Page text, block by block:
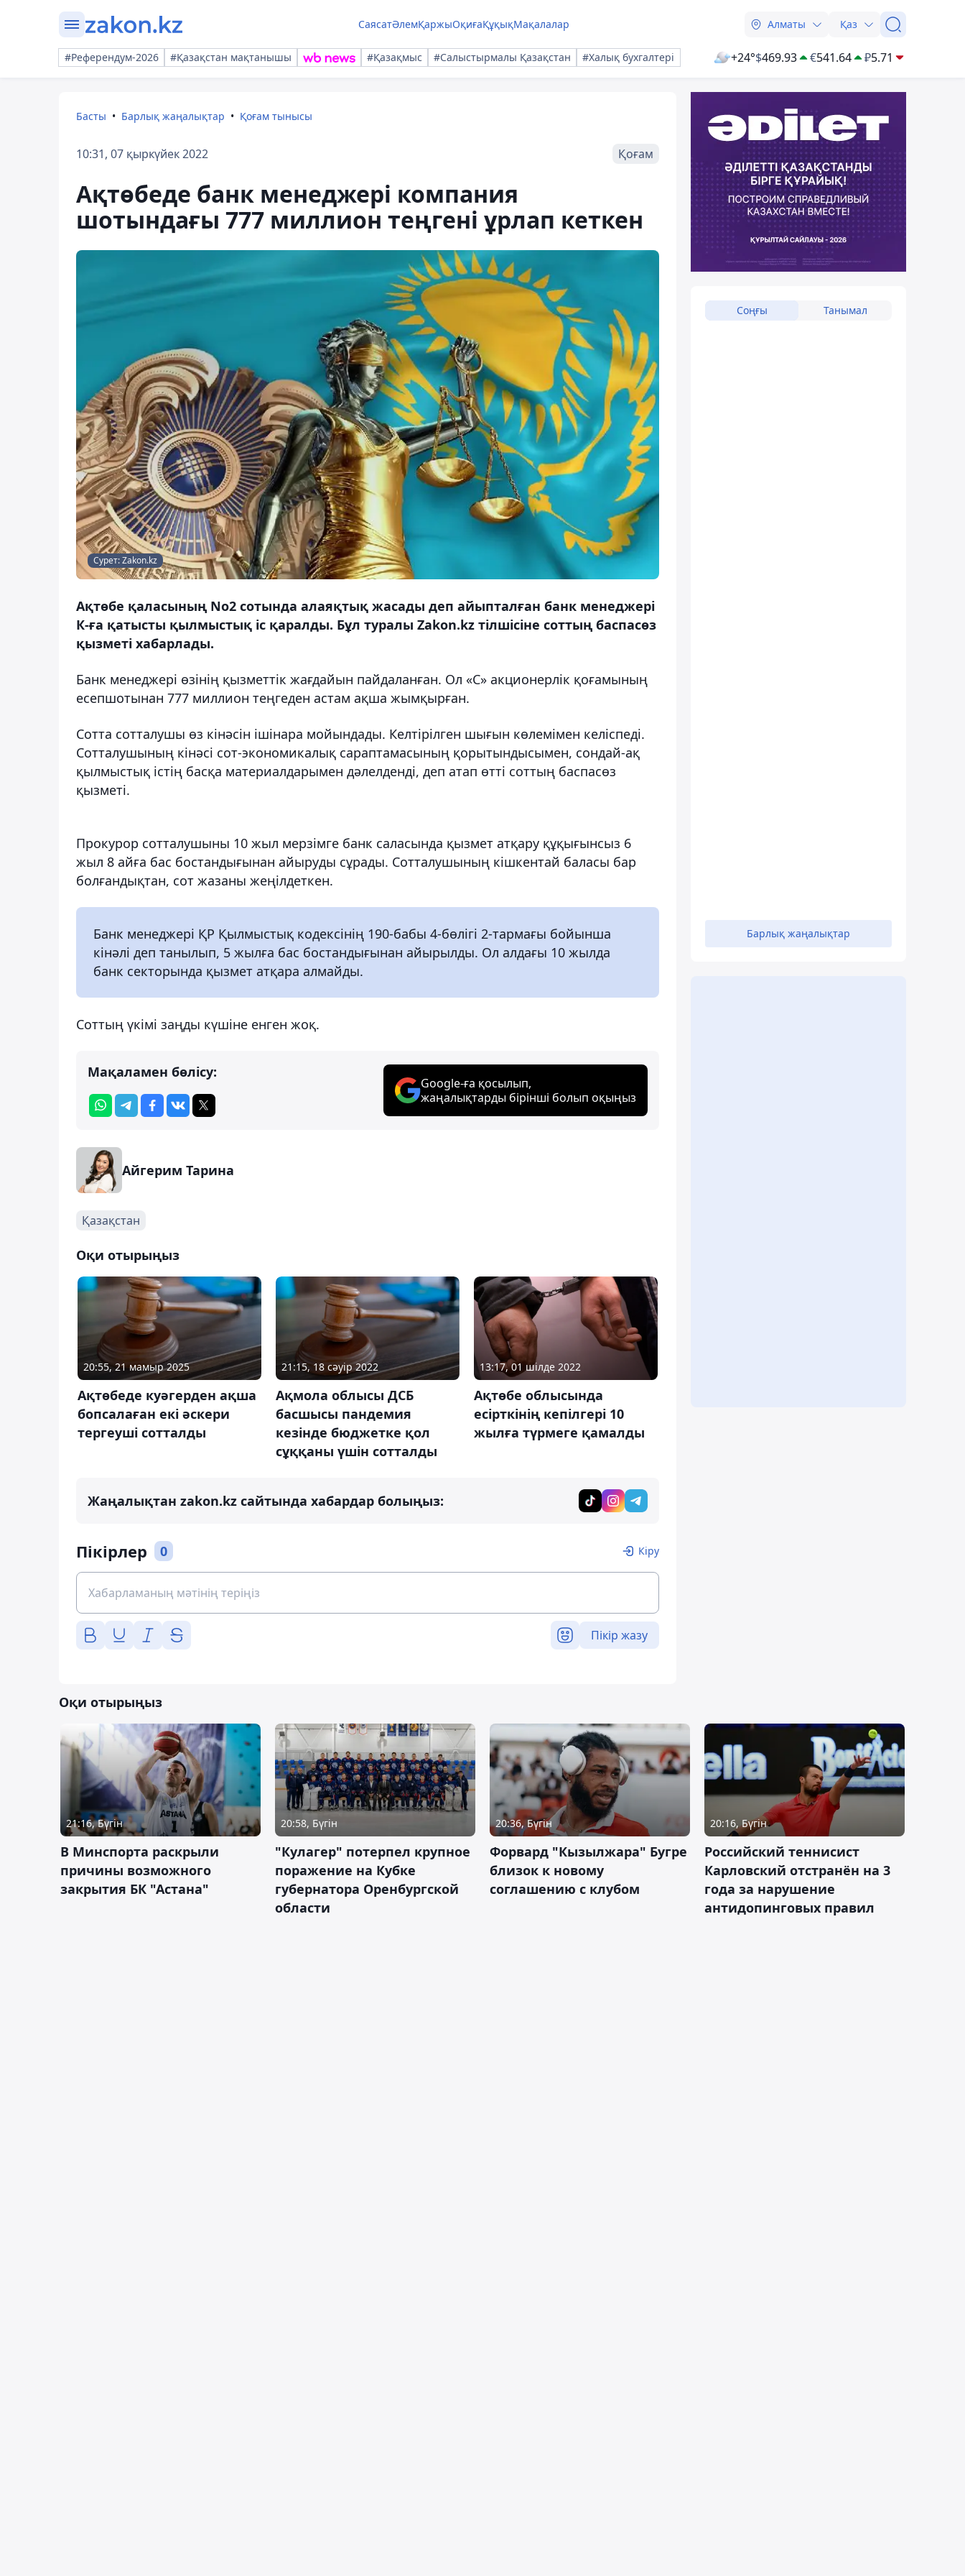
СаясатӘлемҚаржыОқиғаҚұқықМақалалар Алматы Қаз
#Референдум-2026 #Қазақстан мақтанышы #Қазақмыс #Салыстырмалы Қазақстан #Халық бухгалтері +24°$469.93 €541.64 ₽5.71
Басты Барлық жаңалықтар Қоғам тынысы
10:31, 07 қыркүйек 2022 Қоғам
Ақтөбеде банк менеджері компания
шотындағы 777 миллион теңгені ұрлап кеткен
Сурет: Zakon.kz
Ақтөбе қаласының No2 сотында алаяқтық жасады деп айыпталған банк менеджері
К-ға қатысты қылмыстық іс қаралды. Бұл туралы Zakon.kz тілшісіне соттың баспасөз
қызметі хабарлады.
Банк менеджері өзінің қызметтік жағдайын пайдаланған. Ол «С» акционерлік қоғамының
есепшотынан 777 миллион теңгеден астам ақша жымқырған.
Сотта сотталушы өз кінәсін ішінара мойындады. Келтірілген шығын көлемімен келіспеді.
Сотталушының кінәсі сот-экономикалық сараптамасының қорытындысымен, сондай-ақ
қылмыстық істің басқа материалдарымен дәлелденді, деп атап өтті соттың баспасөз
қызметі.
Прокурор сотталушыны 10 жыл мерзімге банк саласында қызмет атқару құқығынсыз 6
жыл 8 айға бас бостандығынан айыруды сұрады. Сотталушының кішкентай баласы бар
болғандықтан, сот жазаны жеңілдеткен.
Банк менеджері ҚР Қылмыстық кодексінің 190-бабы 4-бөлігі 2-тармағы бойынша
кінәлі деп танылып, 5 жылға бас бостандығынан айырылды. Ол алдағы 10 жылда
банк секторында қызмет атқара алмайды.
Соттың үкімі заңды күшіне енген жоқ.
Мақаламен бөлісу:
Google-ға қосылып,
жаңалықтарды бірінші болып оқыңыз
Айгерим Тарина
Қазақстан
Оқи отырыңыз
20:55, 21 мамыр 2025
Ақтөбеде куәгерден ақша
бопсалаған екі әскери
тергеуші сотталды
21:15, 18 сәуір 2022
Ақмола облысы ДСБ
басшысы пандемия
кезінде бюджетке қол
сұққаны үшін сотталды
13:17, 01 шілде 2022
Ақтөбе облысында
есірткінің кепілгері 10
жылға түрмеге қамалды
Жаңалықтан zakon.kz сайтында хабардар болыңыз:
Пікірлер 0 Кіру
Пікір жазу
Соңғы Танымал
Барлық жаңалықтар
Оқи отырыңыз
21:16, Бүгін
В Минспорта раскрыли
причины возможного
закрытия БК "Астана"
20:58, Бүгін
"Кулагер" потерпел крупное
поражение на Кубке
губернатора Оренбургской
области
20:36, Бүгін
Форвард "Кызылжара" Бугре
близок к новому
соглашению с клубом
20:16, Бүгін
Российский теннисист
Карловский отстранён на 3
года за нарушение
антидопинговых правил